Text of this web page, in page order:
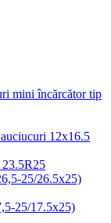
mini încărcător tip
12x16.5
25/26.5x25)
25/17.5x25)